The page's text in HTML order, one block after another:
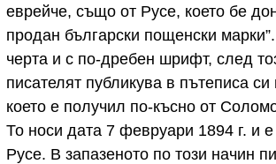
еврейче, също от Русе, което бе
продан български пощенски
черта и с по-дребен шрифт, след
писателят публикува в пътеписа си
което е получил по-късно от
То носи дата 7 февруари 1894 г. и
Русе. В запазеното по този начин